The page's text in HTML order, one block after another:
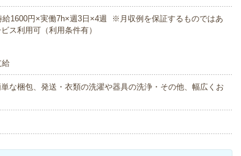
1600円×実働7h×週3日×4週 ※月収例を保証するものではあ
ス利用可（利用条件有）
給
な梱包、発送・衣類の洗濯や器具の洗浄・その他、幅広くお